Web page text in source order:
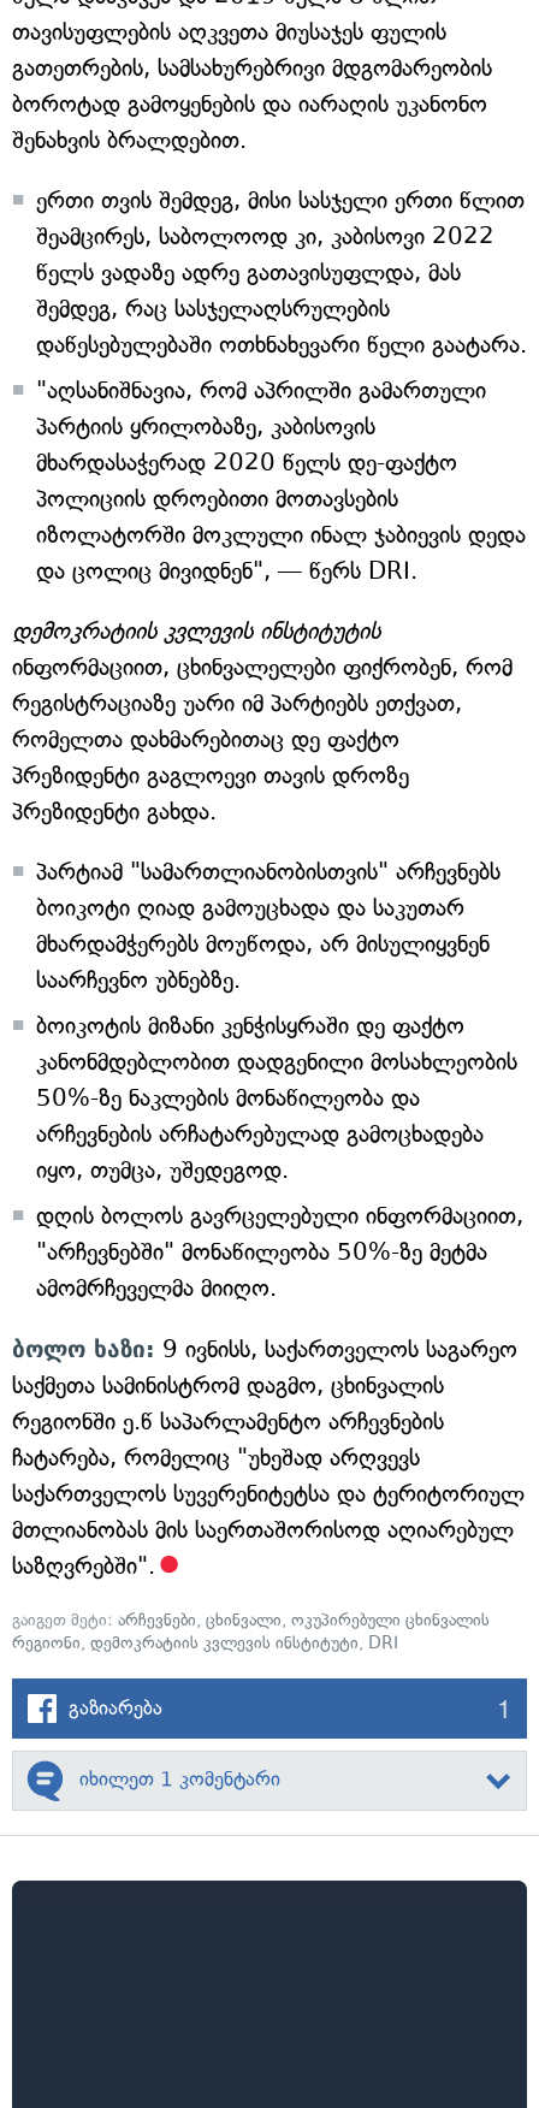
თავისუფლების აღკვეთა მიუსაჯეს ფულის
გათეთრების, სამსახურებრივი მდგომარეობის
ბოროტად გამოყენების და იარაღის უკანონო
შენახვის ბრალდებით.
ერთი თვის შემდეგ, მისი სასჯელი ერთი წლით
შეამცირეს, საბოლოოდ კი, კაბისოვი 2022
წელს ვადაზე ადრე გათავისუფლდა, მას
შემდეგ, რაც სასჯელაღსრულების
დაწესებულებაში ოთხნახევარი წელი გაატარა.
"აღსანიშნავია, რომ აპრილში გამართული
პარტიის ყრილობაზე, კაბისოვის
მხარდასაჭერად 2020 წელს დე-ფაქტო
პოლიციის დროებითი მოთავსების
იზოლატორში მოკლული ინალ ჯაბიევის დედა
და ცოლიც მივიდნენ", — წერს DRI.
დემოკრატიის კვლევის ინსტიტუტის
ინფორმაციით, ცხინვალელები ფიქრობენ, რომ
რეგისტრაციაზე უარი იმ პარტიებს ეთქვათ,
რომელთა დახმარებითაც დე ფაქტო
პრეზიდენტი გაგლოევი თავის დროზე
პრეზიდენტი გახდა.
პარტიამ "სამართლიანობისთვის" არჩევნებს
ბოიკოტი ღიად გამოუცხადა და საკუთარ
მხარდამჭერებს მოუწოდა, არ მისულიყვნენ
საარჩევნო უბნებზე.
ბოიკოტის მიზანი კენჭისყრაში დე ფაქტო
კანონმდებლობით დადგენილი მოსახლეობის
50%-ზე ნაკლების მონაწილეობა და
არჩევნების არჩატარებულად გამოცხადება
იყო, თუმცა, უშედეგოდ.
დღის ბოლოს გავრცელებული ინფორმაციით,
"არჩევნებში" მონაწილეობა 50%-ზე მეტმა
ამომრჩეველმა მიიღო.
ბოლო ხაზი: 9 ივნისს, საქართველოს საგარეო
საქმეთა სამინისტრომ დაგმო, ცხინვალის
რეგიონში ე.წ საპარლამენტო არჩევნების
ჩატარება, რომელიც "უხეშად არღვევს
საქართველოს სუვერენიტეტსა და ტერიტორიულ
მთლიანობას მის საერთაშორისოდ აღიარებულ
საზღვრებში".
გაიგეთ მეტი: არჩევნები, ცხინვალი, ოკუპირებული ცხინვალის
რეგიონი, დემოკრატიის კვლევის ინსტიტუტი, DRI
გაზიარება 1
იხილეთ 1 კომენტარი